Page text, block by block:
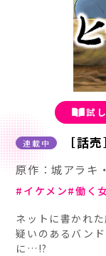
試
連載中 ［話
原作：城アラキ
イケメン 働く
ネットに書かれ
疑いのあるバン
に…!?